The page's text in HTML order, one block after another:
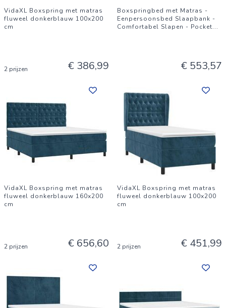
VidaXL Boxspring met matras
fluweel donkerblauw 100x200
cm
2 prijzen € 386,99
Boxspringbed met Matras -
Eenpersoonsbed Slaapbank -
Comfortabel Slapen - Pocket...
€ 553,57
VidaXL Boxspring met matras
fluweel donkerblauw 160x200
cm
2 prijzen € 656,60
VidaXL Boxspring met matras
fluweel donkerblauw 100x200
cm
2 prijzen € 451,99